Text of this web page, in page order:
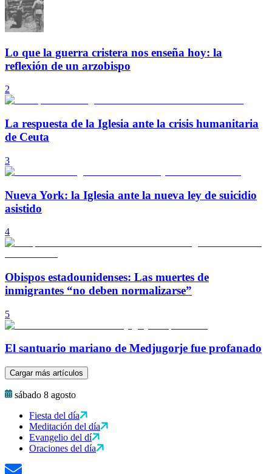
Lo que la guerra cristera nos enseña hoy: la
reflexión de un arzobispo
2
La respuesta de la Iglesia ante la crisis humanitaria
de Ceuta
3
Nueva York: la Iglesia ante la nueva ley de suicidio
asistido
4
Obispos estadounidenses: Las muertes de
inmigrantes “no deben normalizarse”
5
El santuario mariano de Medjugorje fue profanado
Cargar más artículos
sábado 8 agosto
Fiesta del día
Meditación del día
Evangelio del dí
Oraciones del día